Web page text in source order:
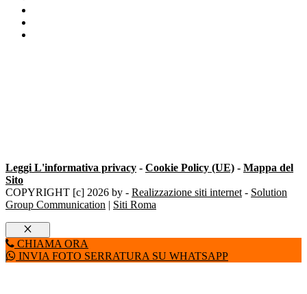
Leggi L'informativa privacy - Cookie Policy (UE) - Mappa del
Sito
COPYRIGHT [c] 2026 by - Realizzazione siti internet- Solution
Group Communication | Siti Roma
Chiudi
CHIAMA ORA
INVIA FOTO SERRATURA SU WHATSAPP